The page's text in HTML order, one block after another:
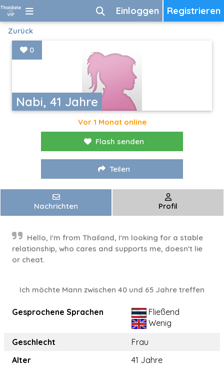
Registrieren
Einloggen
Zurück
Nabi, 41 Jahre
0
Vor 1 Monat online
Flash senden
Teilen
Nachrichten Profil
Hello, I'm from Thailand, I'm looking for a stable
relationship, who cares and supports me, doesn't lie
or cheat.
Ich möchte Mann zwischen 40 und 65 Jahre treffen
Gesprochene Sprachen
Fließend
Wenig
Geschlecht
Frau
Alter
41 Jahre